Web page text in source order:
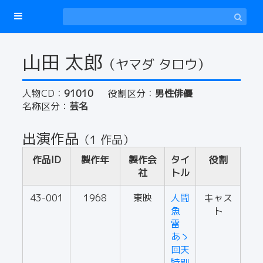
山田 太郎 （ヤマダ タロウ）
人物CD： 91010 役割区分： 男性俳優
名称区分： 芸名
出演作品 （1 作品）
作品ID 製作年
製作会
社
タイ
トル
役割
43-001 1968 東映
人間
魚
雷
あゝ
回天
キャス
ト